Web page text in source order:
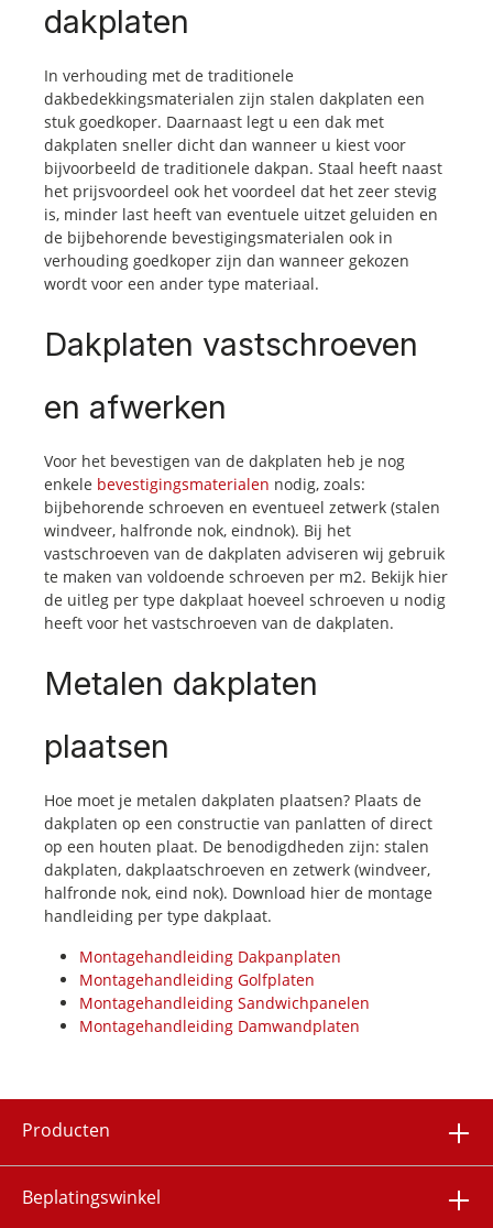
dakplaten
In verhouding met de traditionele
dakbedekkingsmaterialen zijn stalen dakplaten een
stuk goedkoper. Daarnaast legt u een dak met
dakplaten sneller dicht dan wanneer u kiest voor
bijvoorbeeld de traditionele dakpan. Staal heeft naast
het prijsvoordeel ook het voordeel dat het zeer stevig
is, minder last heeft van eventuele uitzet geluiden en
de bijbehorende bevestigingsmaterialen ook in
verhouding goedkoper zijn dan wanneer gekozen
wordt voor een ander type materiaal.
Dakplaten vastschroeven
en afwerken
Voor het bevestigen van de dakplaten heb je nog
enkele bevestigingsmaterialen nodig, zoals:
bijbehorende schroeven en eventueel zetwerk (stalen
windveer, halfronde nok, eindnok). Bij het
vastschroeven van de dakplaten adviseren wij gebruik
te maken van voldoende schroeven per m2. Bekijk hier
de uitleg per type dakplaat hoeveel schroeven u nodig
heeft voor het vastschroeven van de dakplaten.
Metalen dakplaten
plaatsen
Hoe moet je metalen dakplaten plaatsen? Plaats de
dakplaten op een constructie van panlatten of direct
op een houten plaat. De benodigdheden zijn: stalen
dakplaten, dakplaatschroeven en zetwerk (windveer,
halfronde nok, eind nok). Download hier de montage
handleiding per type dakplaat.
Montagehandleiding Dakpanplaten
Montagehandleiding Golfplaten
Montagehandleiding Sandwichpanelen
Montagehandleiding Damwandplaten
Producten
Beplatingswinkel